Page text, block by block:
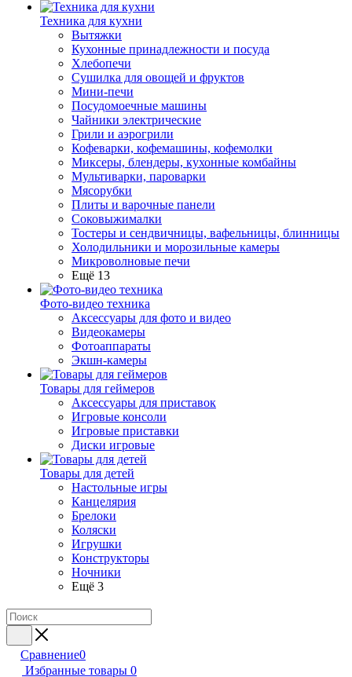
Техника для кухни
Вытяжки
Кухонные принадлежности и посуда
Хлебопечи
Сушилка для овощей и фруктов
Мини-печи
Посудомоечные машины
Чайники электрические
Грили и аэрогрили
Кофеварки, кофемашины, кофемолки
Миксеры, блендеры, кухонные комбайны
Мультиварки, пароварки
Мясорубки
Плиты и варочные панели
Соковыжималки
Тостеры и сендвичницы, вафельницы, блинницы
Холодильники и морозильные камеры
Микроволновые печи
Ещё 13
Фото-видео техника
Аксессуары для фото и видео
Видеокамеры
Фотоаппараты
Экшн-камеры
Товары для геймеров
Аксессуары для приставок
Игровые консоли
Игровые приставки
Диски игровые
Товары для детей
Настольные игры
Канцелярия
Брелоки
Коляски
Игрушки
Конструкторы
Ночники
Ещё 3
Сравнение0
Избранные товары 0